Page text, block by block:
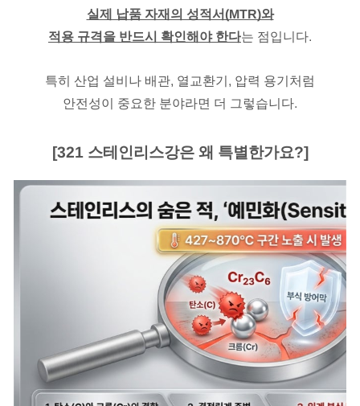
실제 납품 자재의 성적서(MTR)와
적용 규격을 반드시 확인해야 한다는 점입니다.
특히 산업 설비나 배관, 열교환기, 압력 용기처럼
안전성이 중요한 분야라면 더 그렇습니다.
[321 스테인리스강은 왜 특별한가요?]